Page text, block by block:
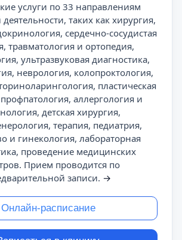
услуги по 33 направлениям
таких как хирургия,
сердечно-сосудистая
травматология и ортопедия,
ультразвуковая диагностика,
неврология, колопроктология,
пластическая
аллергология и
детская хирургия,
терапия, педиатрия,
и гинекология, лабораторная
проведение медицинских
Прием проводится по
записи. →
Онлайн-расписание